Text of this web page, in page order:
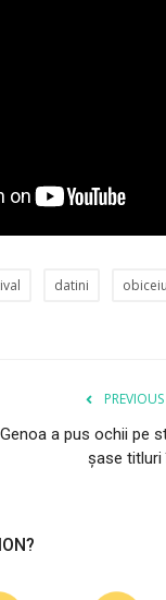
datini
a pus ochii pe
șase titluri